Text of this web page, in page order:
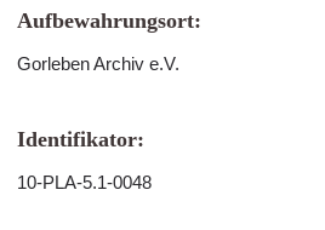
Aufbewahrungsort:
Gorleben Archiv e.V.
Identifikator:
10-PLA-5.1-0048